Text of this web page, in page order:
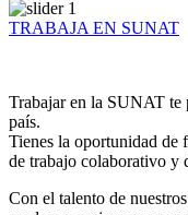
TRABAJA EN SUNAT
Trabajar en la SUNAT te
país.
Tienes la oportunidad de
de trabajo colaborativo y
Con el talento de